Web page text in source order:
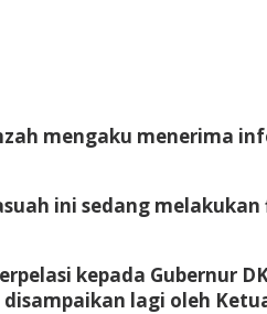
mengaku menerima
ini sedang
kepada Gubernur
lagi oleh